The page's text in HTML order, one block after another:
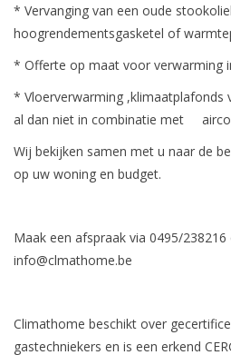
Referenties
Vloerverwarming/
Klimaatplafonds
Onderhoud
Koelcel
* Vervanging van een oude
hoogrendementsgasketel of
* Offerte op maat voor verwarming
* Vloerverwarming ,klimaatplafonds
al dan niet in combinatie met
Wij bekijken samen met u naar de
op uw woning en budget.
Maak een afspraak via 0495/
info@clmathome.be
Climathome beschikt over
gastechniekers en is een erkend